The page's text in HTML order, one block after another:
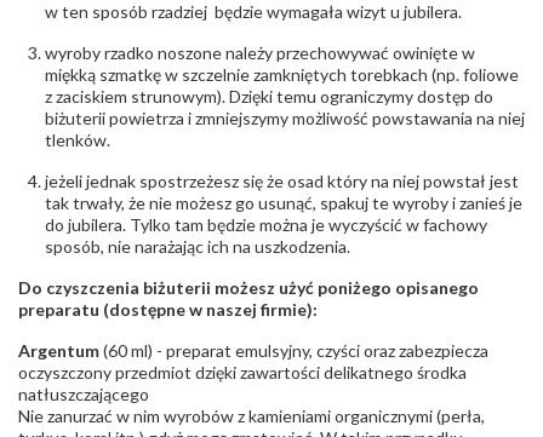
w ten sposób rzadziej będzie wymagała wizyt u jubilera.
wyroby rzadko noszone należy przechowywać owinięte w
miękką szmatkę w szczelnie zamkniętych torebkach (np. foliowe
z zaciskiem strunowym). Dzięki temu ograniczymy dostęp do
biżuterii powietrza i zmniejszymy możliwość powstawania na niej
tlenków.
jeżeli jednak spostrzeżesz się że osad który na niej powstał jest
tak trwały, że nie możesz go usunąć, spakuj te wyroby i zanieś je
do jubilera. Tylko tam będzie można je wyczyścić w fachowy
sposób, nie narażając ich na uszkodzenia.
Do czyszczenia biżuterii możesz użyć poniżego opisanego
preparatu (dostępne w naszej firmie):
Argentum(60 ml) - preparat emulsyjny, czyści oraz zabezpiecza
oczyszczony przedmiot dzięki zawartości delikatnego środka
natłuszczającego
Nie zanurzać w nim wyrobów z kamieniami organicznymi (perła,